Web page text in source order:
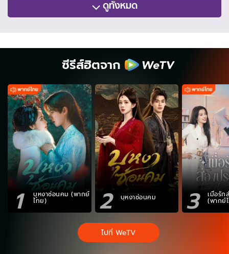
ดูทั้งหมด
ซีรีส์ฮิตจาก
1 บุหงาซ่อนคม (พากย์
ไทย) 2 บุหงาซ่อนคม 3 เมื่อรัก
(พากย์
ไปที่ WeTV